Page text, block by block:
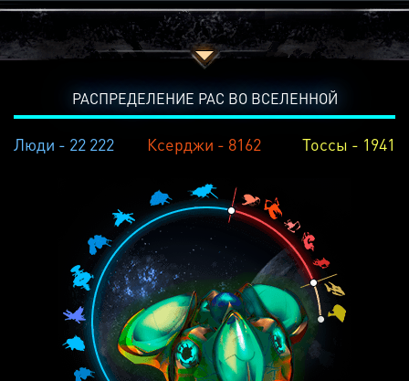
РАСПРЕДЕЛЕНИЕ РАС ВО ВСЕЛЕННОЙ
Люди - 22 222 Ксерджи - 8162 Тоссы - 1941